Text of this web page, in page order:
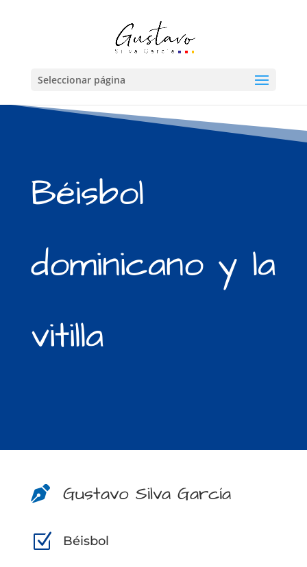
Seleccionar página
Béisbol
dominicano y la
vitilla
 Gustavo Silva García
Z Béisbol